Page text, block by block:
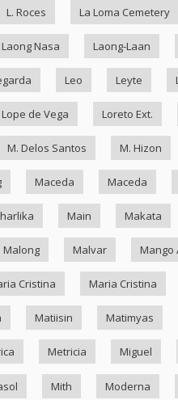
L. Roces La Loma Cemetery
Laong Nasa Laong-Laan
Leo Leyte
Lope de Vega Loreto Ext.
M. Delos Santos M. Hizon
Maceda Maceda
Main Makata
Malong Malvar Mango
Cristina Maria Cristina
Matiisin Matimyas
Metricia Miguel
Mith Moderna